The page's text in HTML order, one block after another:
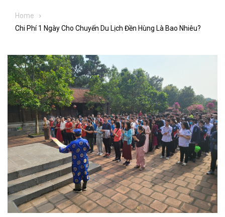
Home
Chi Phí 1 Ngày Cho Chuyến Du Lịch Đền Hùng Là Bao Nhiêu?